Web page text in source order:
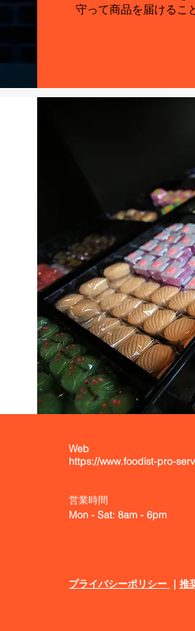
守って商品を届けるこ
Web
https://www.foodist-pro-
​営業時間
Mon - Sat: 8am - 6pm
​プライバシーポリシー ｜ 推